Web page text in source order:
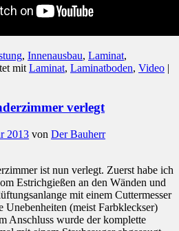
, Innenausbau, Laminat,
mit Laminat, Laminatboden, Video |
verlegt
2013 von Der Bauherr
ist nun verlegt. Zuerst habe ich
Estrichgießen an den Wänden und
mit einem Cuttermesser
Unebenheiten (meist Farbkleckser)
Anschluss wurde der komplette